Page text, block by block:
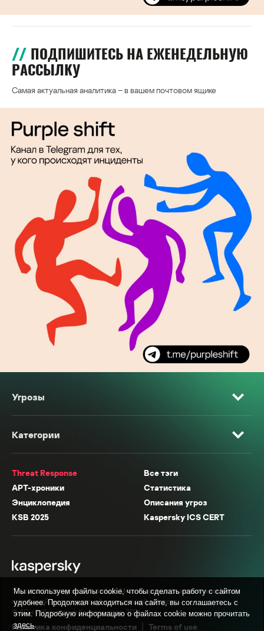
ПОДПИШИТЕСЬ НА ЕЖЕНЕДЕЛЬНУЮ
РАССЫЛКУ
Самая актуальная аналитика – в вашем почтовом ящике
Угрозы
Категории
Threat Response
Все тэги
APT-хроники
Статистика
Энциклопедия
Описания угроз
KSB 2025
Kaspersky ICS CERT
* Facebook, Instagram, WhatsApp, Meta AI принадлежат компании Meta,
признанной экстремистской организацией в России.
© АО «Лаборатория Касперского», 2026.
Политика конфиденциальности Terms of use
Мы используем файлы cookie, чтобы сделать работу с сайтом
удобнее. Продолжая находиться на сайте, вы соглашаетесь с
этим. Подробную информацию о файлах cookie можно прочитать
здесь.